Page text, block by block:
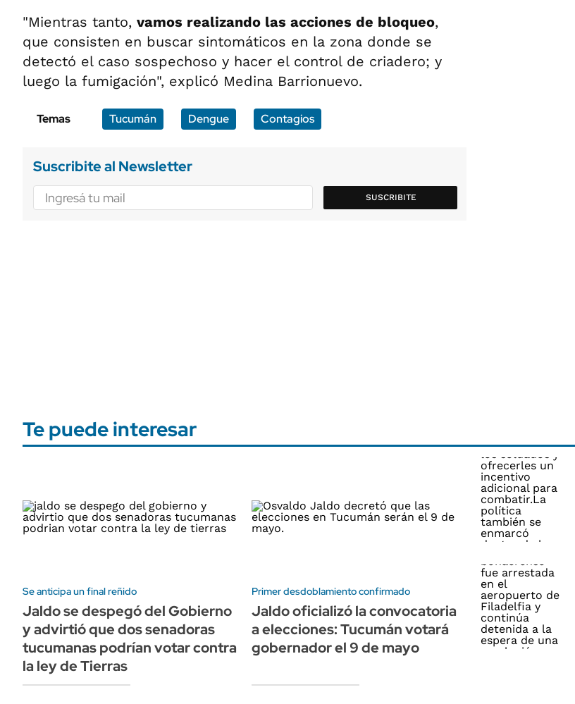
"Mientras tanto, vamos realizando las acciones de bloqueo,
que consisten en buscar sintomáticos en la zona donde se
detectó el caso sospechoso y hacer el control de criadero; y
luego la fumigación", explicó Medina Barrionuevo.
Temas Tucumán Dengue Contagios
Suscribite al Newsletter
SUSCRIBITE
Te puede interesar
Se anticipa un final reñido
Jaldo se despegó del Gobierno
y advirtió que dos senadoras
tucumanas podrían votar contra
la ley de Tierras
Primer desdoblamiento confirmado
Jaldo oficializó la convocatoria
a elecciones: Tucumán votará
gobernador el 9 de mayo